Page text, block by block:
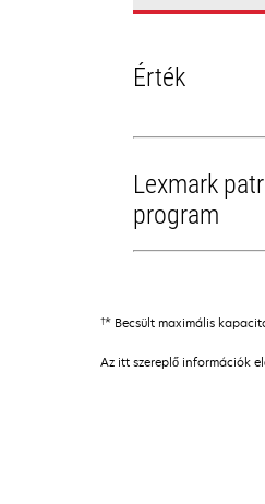
Érték
Lexmark
program
†* Becsült maximális
Az itt szereplő információk